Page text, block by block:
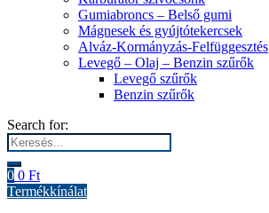
Gumiabroncs – Belső gumi
Mágnesek és gyújtótekercsek
Alváz-Kormányzás-Felfüggesztés
Levegő – Olaj – Benzin szűrők
Levegő szűrők
Benzin szűrők
Search for:
0 0 Ft
Termékkínálat